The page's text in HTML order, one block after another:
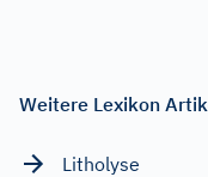
Weitere Lexikon
Litholyse